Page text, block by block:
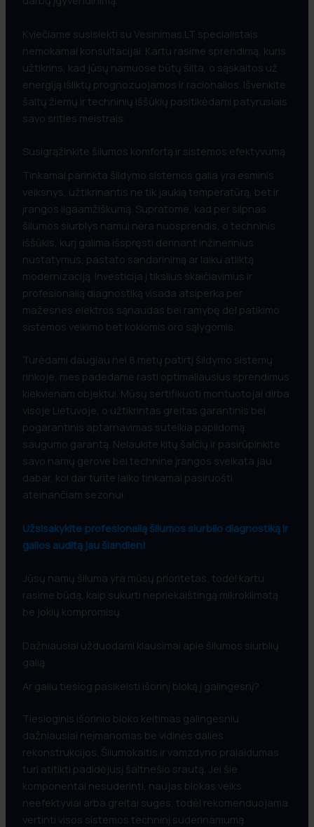
Kviečiame susisiekti su Vesinimas.LT specialistais
nemokamai konsultacijai. Kartu rasime sprendimą, kuris
užtikrins, kad jūsų namuose būtų šilta, o sąskaitos už
energiją išliktų prognozuojamos ir racionalios. Išvenkite
šaltų žiemų ir techninių iššūkių pasitikėdami patyrusiais
savo srities meistrais.
Susigrąžinkite šilumos komfortą ir sistemos efektyvumą
Tinkamai parinkta šildymo sistemos galia yra esminis
veiksnys, užtikrinantis ne tik jaukią temperatūrą, bet ir
įrangos ilgaamžiškumą. Supratome, kad per silpnas
šilumos siurblys namui nėra nuosprendis, o techninis
iššūkis, kurį galima išspręsti derinant inžinerinius
nustatymus, pastato sandarinimą ar laiku atliktą
modernizaciją. Investicija į tikslius skaičiavimus ir
profesionalią diagnostiką visada atsiperka per
mažesnes elektros sąnaudas bei ramybę dėl patikimo
sistemos veikimo bet kokiomis oro sąlygomis.
Turėdami daugiau nei 8 metų patirtį šildymo sistemų
rinkoje, mes padedame rasti optimaliausius sprendimus
kiekvienam objektui. Mūsų sertifikuoti montuotojai dirba
visoje Lietuvoje, o užtikrintas greitas garantinis bei
pogarantinis aptarnavimas suteikia papildomą
saugumo garantą. Nelaukite kitų šalčių ir pasirūpinkite
savo namų gerove bei technine įrangos sveikata jau
dabar, kol dar turite laiko tinkamai pasiruošti
ateinančiam sezonui.
Užsisakykite profesionalią šilumos siurblio diagnostiką ir
galios auditą jau šiandien!
Jūsų namų šiluma yra mūsų prioritetas, todėl kartu
rasime būdą, kaip sukurti nepriekaištingą mikroklimatą
be jokių kompromisų.
Dažniausiai užduodami klausimai apie šilumos siurblių
galią
Ar galiu tiesiog pasikeisti išorinį bloką į galingesnį?
Tiesioginis išorinio bloko keitimas galingesniu
dažniausiai neįmanomas be vidinės dalies
rekonstrukcijos. Šilumokaitis ir vamzdyno pralaidumas
turi atitikti padidėjusį šaltnešio srautą. Jei šie
komponentai nesuderinti, naujas blokas veiks
neefektyviai arba greitai suges, todėl rekomenduojama
vertinti visos sistemos techninį suderinamumą.